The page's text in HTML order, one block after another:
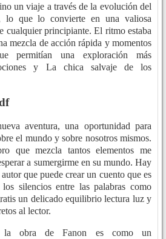
un viaje a través de la evolución del
lo que lo convierte en una valiosa
cualquier principiante. El ritmo estaba
mezcla de acción rápida y momentos
permitían una exploración más
y La chica salvaje de los
aventura, una oportunidad para
el mundo y sobre nosotros mismos.
que mezcla tantos elementos me
a sumergirme en su mundo. Hay
que puede crear un cuento que es
silencios entre las palabras como
un delicado equilibrio lectura luz y
al lector.
la obra de Fanon es como un